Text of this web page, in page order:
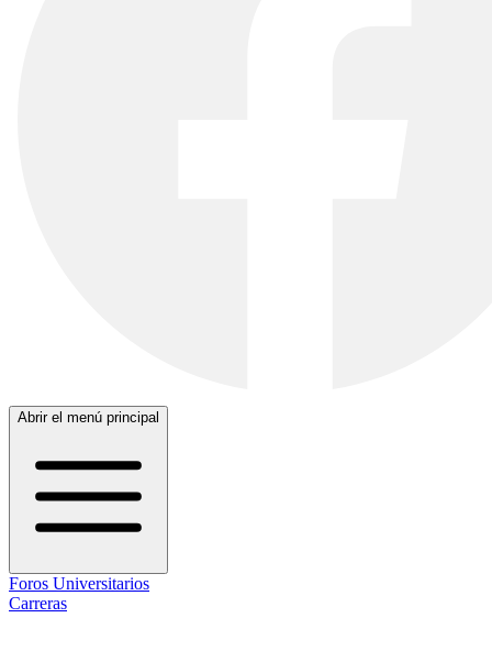
Abrir el menú principal
Foros Universitarios
Carreras